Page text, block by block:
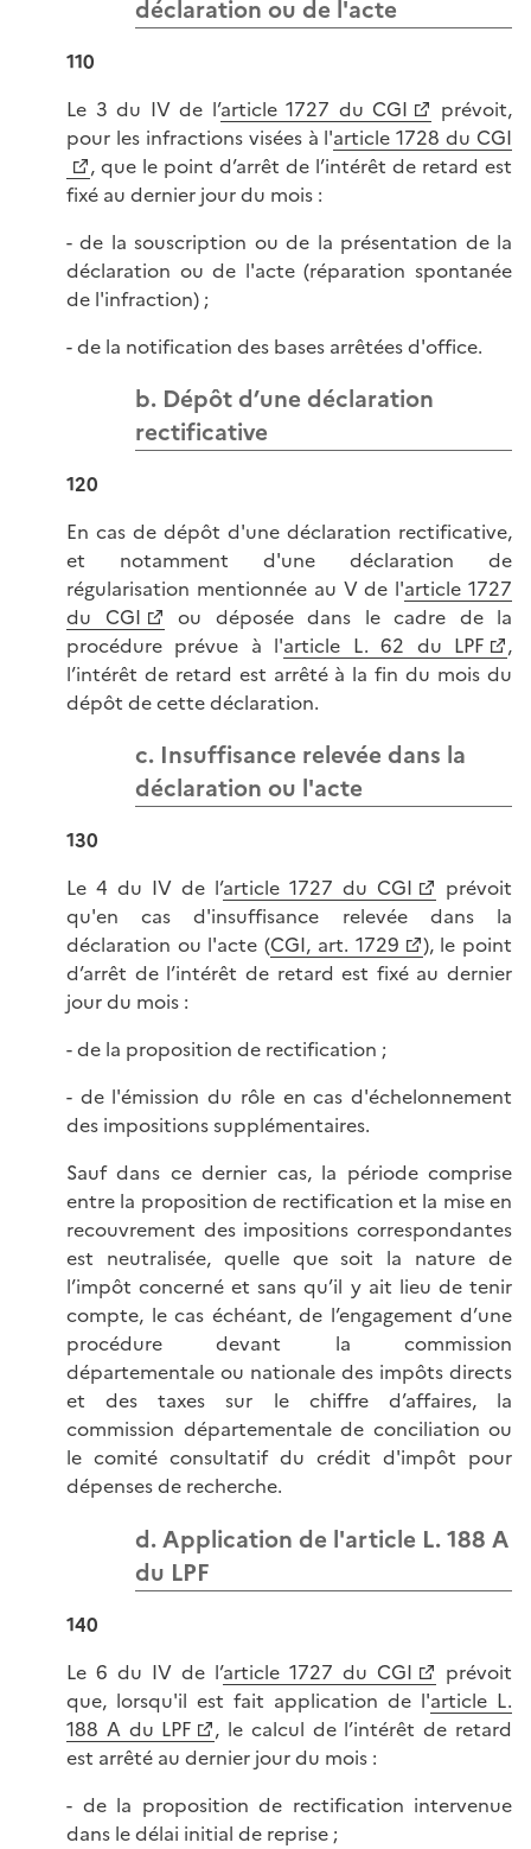
déclaration ou de l'acte
110
Le 3 du IV de l’article 1727 du CGI
prévoit,
pour les infractions visées à l'article 1728 du CGI
, que le point d’arrêt de l’intérêt de retard est
fixé au dernier jour du mois :
- de la souscription ou de la présentation de la
déclaration ou de l'acte (réparation spontanée
de l'infraction) ;
- de la notification des bases arrêtées d'office.
b. Dépôt d’une déclaration
rectificative
120
En cas de dépôt d'une déclaration rectificative,
et notamment d'une déclaration de
régularisation mentionnée au V de l'article 1727
du CGI
ou déposée dans le cadre de la
procédure prévue à l'article L. 62 du LPF
,
l’intérêt de retard est arrêté à la fin du mois du
dépôt de cette déclaration.
c. Insuffisance relevée dans la
déclaration ou l'acte
130
Le 4 du IV de l’article 1727 du CGI
prévoit
qu'en cas d'insuffisance relevée dans la
déclaration ou l'acte (CGI, art. 1729
), le point
d’arrêt de l’intérêt de retard est fixé au dernier
jour du mois :
- de la proposition de rectification ;
- de l'émission du rôle en cas d'échelonnement
des impositions supplémentaires.
Sauf dans ce dernier cas, la période comprise
entre la proposition de rectification et la mise en
recouvrement des impositions correspondantes
est neutralisée, quelle que soit la nature de
l’impôt concerné et sans qu’il y ait lieu de tenir
compte, le cas échéant, de l’engagement d’une
procédure devant la commission
départementale ou nationale des impôts directs
et des taxes sur le chiffre d’affaires, la
commission départementale de conciliation ou
le comité consultatif du crédit d'impôt pour
dépenses de recherche.
d. Application de l'article L. 188 A
du LPF
140
Le 6 du IV de l’article 1727 du CGI
prévoit
que, lorsqu'il est fait application de l'article L.
188 A du LPF
, le calcul de l’intérêt de retard
est arrêté au dernier jour du mois :
- de la proposition de rectification intervenue
dans le délai initial de reprise ;